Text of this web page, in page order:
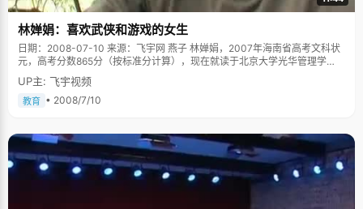
林婵娟：喜欢武侠和游戏的女生
日期：2008-07-10 来源：飞宇网 燕子 林婵娟，2007年海南省高考文科状
元，高考分数865分（按标准分计算），现在就读于北京大学光华管理学
院。 林婵娟描述自己考上状元之后的那段时间里，得到了超明星级的待遇，
甚至有时候出门都不敢太明目张胆，总是戴个大帽子：几乎全城的人都知道
了自己，出门坐公车不用钱，买个小东西不用钱，脸就是通行证，开车路过
元，为这个小市争得了荣誉："如果了解海南高考的话，就会知道一般状元都
不会出在我们市。我们学校虽然是市重点，但连我在内才出过两个状元，所
以当时有很轰动的效应。"林婵娟说，自己那一届学生素质都很不错，而且学
校摸题比较准，所以机缘巧合的考出了好成绩，一下子出了两个状元，连带
UP主: 飞宇视频
教育 • 2008/7/10